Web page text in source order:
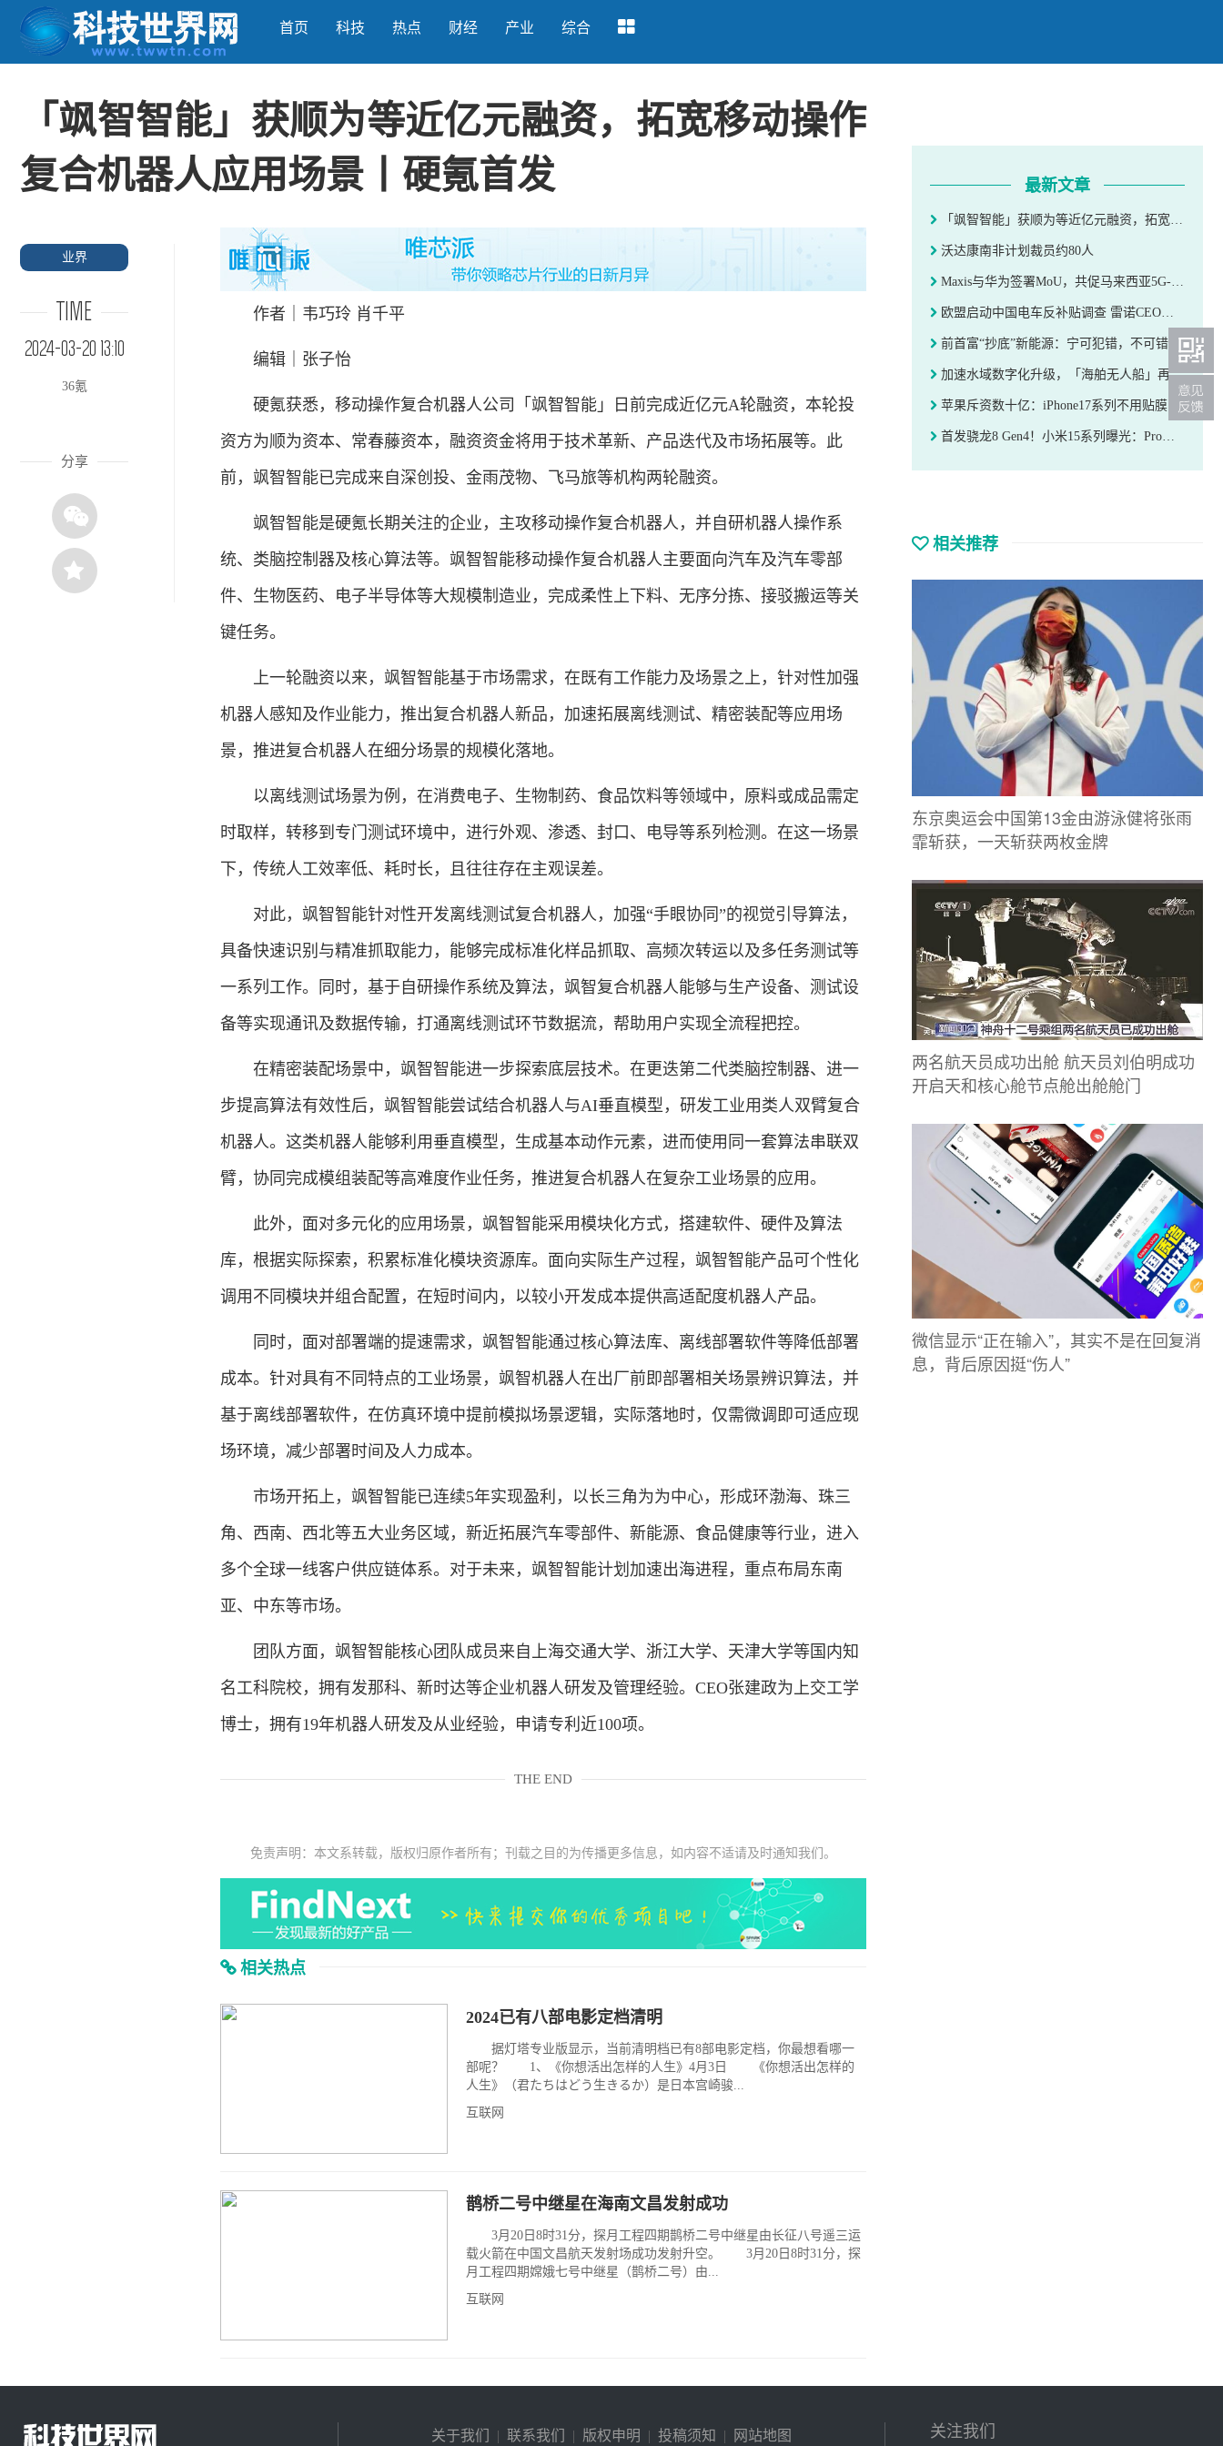
首页 科技 热点 财经 产业 综合
「飒智智能」获顺为等近亿元融资，拓宽移动操作
复合机器人应用场景丨硬氪首发
业界
TIME
2024-03-20 13:10
36氪
分享
作者｜韦巧玲 肖千平
编辑｜张子怡
硬氪获悉，移动操作复合机器人公司「飒智智能」日前完成近亿元A轮融资，本轮投
资方为顺为资本、常春藤资本，融资资金将用于技术革新、产品迭代及市场拓展等。此
前，飒智智能已完成来自深创投、金雨茂物、飞马旅等机构两轮融资。
飒智智能是硬氪长期关注的企业，主攻移动操作复合机器人，并自研机器人操作系
统、类脑控制器及核心算法等。飒智智能移动操作复合机器人主要面向汽车及汽车零部
件、生物医药、电子半导体等大规模制造业，完成柔性上下料、无序分拣、接驳搬运等关
键任务。
上一轮融资以来，飒智智能基于市场需求，在既有工作能力及场景之上，针对性加强
机器人感知及作业能力，推出复合机器人新品，加速拓展离线测试、精密装配等应用场
景，推进复合机器人在细分场景的规模化落地。
以离线测试场景为例，在消费电子、生物制药、食品饮料等领域中，原料或成品需定
时取样，转移到专门测试环境中，进行外观、渗透、封口、电导等系列检测。在这一场景
下，传统人工效率低、耗时长，且往往存在主观误差。
对此，飒智智能针对性开发离线测试复合机器人，加强“手眼协同”的视觉引导算法，
具备快速识别与精准抓取能力，能够完成标准化样品抓取、高频次转运以及多任务测试等
一系列工作。同时，基于自研操作系统及算法，飒智复合机器人能够与生产设备、测试设
备等实现通讯及数据传输，打通离线测试环节数据流，帮助用户实现全流程把控。
在精密装配场景中，飒智智能进一步探索底层技术。在更迭第二代类脑控制器、进一
步提高算法有效性后，飒智智能尝试结合机器人与AI垂直模型，研发工业用类人双臂复合
机器人。这类机器人能够利用垂直模型，生成基本动作元素，进而使用同一套算法串联双
臂，协同完成模组装配等高难度作业任务，推进复合机器人在复杂工业场景的应用。
此外，面对多元化的应用场景，飒智智能采用模块化方式，搭建软件、硬件及算法
库，根据实际探索，积累标准化模块资源库。面向实际生产过程，飒智智能产品可个性化
调用不同模块并组合配置，在短时间内，以较小开发成本提供高适配度机器人产品。
同时，面对部署端的提速需求，飒智智能通过核心算法库、离线部署软件等降低部署
成本。针对具有不同特点的工业场景，飒智机器人在出厂前即部署相关场景辨识算法，并
基于离线部署软件，在仿真环境中提前模拟场景逻辑，实际落地时，仅需微调即可适应现
场环境，减少部署时间及人力成本。
市场开拓上，飒智智能已连续5年实现盈利，以长三角为为中心，形成环渤海、珠三
角、西南、西北等五大业务区域，新近拓展汽车零部件、新能源、食品健康等行业，进入
多个全球一线客户供应链体系。对于未来，飒智智能计划加速出海进程，重点布局东南
亚、中东等市场。
团队方面，飒智智能核心团队成员来自上海交通大学、浙江大学、天津大学等国内知
名工科院校，拥有发那科、新时达等企业机器人研发及管理经验。CEO张建政为上交工学
博士，拥有19年机器人研发及从业经验，申请专利近100项。
THE END
免责声明：本文系转载，版权归原作者所有；刊载之目的为传播更多信息，如内容不适请及时通知我们。
相关热点
2024已有八部电影定档清明
据灯塔专业版显示，当前清明档已有8部电影定档，你最想看哪一
部呢？ 1、《你想活出怎样的人生》4月3日 《你想活出怎样的
人生》（君たちはどう生きるか）是日本宫崎骏...
互联网
鹊桥二号中继星在海南文昌发射成功
3月20日8时31分，探月工程四期鹊桥二号中继星由长征八号遥三运
载火箭在中国文昌航天发射场成功发射升空。 3月20日8时31分，探
月工程四期嫦娥七号中继星（鹊桥二号）由...
互联网
最新文章
「飒智智能」获顺为等近亿元融资，拓宽移动操作复合机器人应用场景丨硬氪首发
沃达康南非计划裁员约80人
Maxis与华为签署MoU，共促马来西亚5G-A商用和普及
欧盟启动中国电车反补贴调查 雷诺CEO：完全对华关上大门最糟糕
前首富“抄底”新能源：宁可犯错，不可错过 | 焦点分析
加速水域数字化升级，「海舶无人船」再获战略融资 | 硬氪首发
苹果斥资数十亿：iPhone17系列不用贴膜了
首发骁龙8 Gen4！小米15系列曝光：Pro大升级用上潜望长焦
相关推荐
东京奥运会中国第13金由游泳健将张雨
霏斩获，一天斩获两枚金牌
两名航天员成功出舱 航天员刘伯明成功
开启天和核心舱节点舱出舱舱门
微信显示“正在输入”，其实不是在回复消
息，背后原因挺“伤人”
关于我们 | 联系我们 | 版权申明 | 投稿须知 | 网站地图 关注我们